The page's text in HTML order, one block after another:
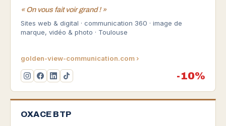
« On vous fait voir grand ! »
Sites web & digital · communication 360 · image de
marque, vidéo & photo · Toulouse
golden-view-communication.com ›
-10%
OXACE BTP